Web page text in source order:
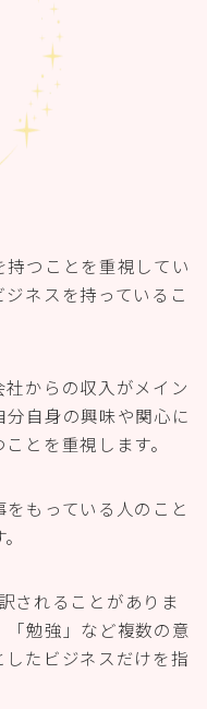
つことを重視してい
ネスを持っているこ
からの収入がメイン
自身の興味や関心に
とを重視します。
もっている人のこと
されることがありま
勉強」など複数の意
たビジネスだけを指